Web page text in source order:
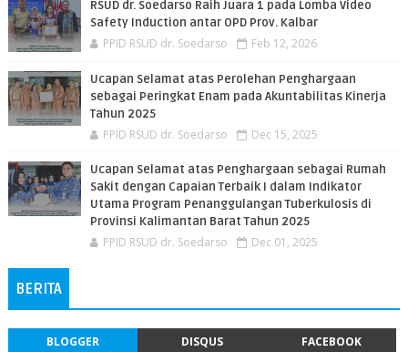
RSUD dr. Soedarso Raih Juara 1 pada Lomba Video
Safety Induction antar OPD Prov. Kalbar
PPID RSUD dr. Soedarso Feb 12, 2026
Ucapan Selamat atas Perolehan Penghargaan
sebagai Peringkat Enam pada Akuntabilitas Kinerja
Tahun 2025
PPID RSUD dr. Soedarso Dec 15, 2025
Ucapan Selamat atas Penghargaan sebagai Rumah
Sakit dengan Capaian Terbaik I dalam Indikator
Utama Program Penanggulangan Tuberkulosis di
Provinsi Kalimantan Barat Tahun 2025
PPID RSUD dr. Soedarso Dec 01, 2025
BERITA
BLOGGER DISQUS FACEBOOK